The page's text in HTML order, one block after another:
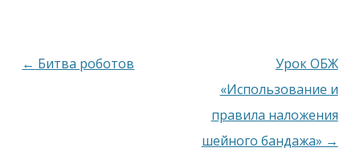
Навигация
← Битва роботов
Урок ОБЖ
«Использование и
правила наложения
шейного бандажа» →